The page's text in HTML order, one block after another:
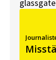
glassgate